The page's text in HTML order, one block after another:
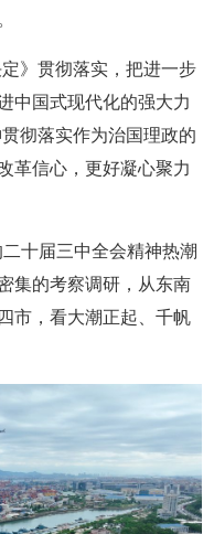
》贯彻落实，把进一步
中国式现代化的强大力
彻落实作为治国理政的
革信心，更好凝心聚力
十届三中全会精神热潮
集的考察调研，从东南
市，看大潮正起、千帆